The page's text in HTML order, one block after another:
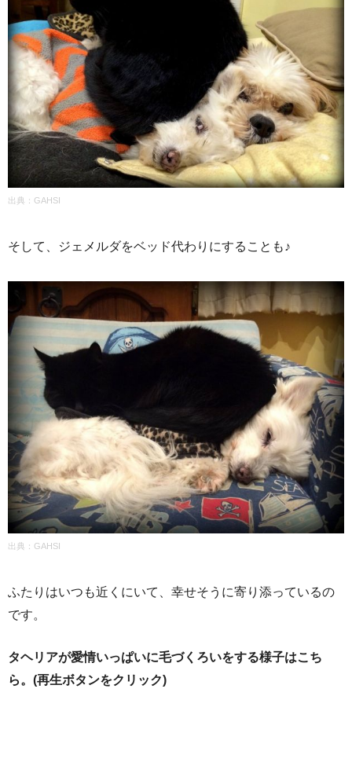
出典：GAHSI
そして、ジェメルダをベッド代わりにすることも♪
出典：GAHSI
ふたりはいつも近くにいて、幸せそうに寄り添っているの
です。
タヘリアが愛情いっぱいに毛づくろいをする様子はこち
ら。(再生ボタンをクリック)